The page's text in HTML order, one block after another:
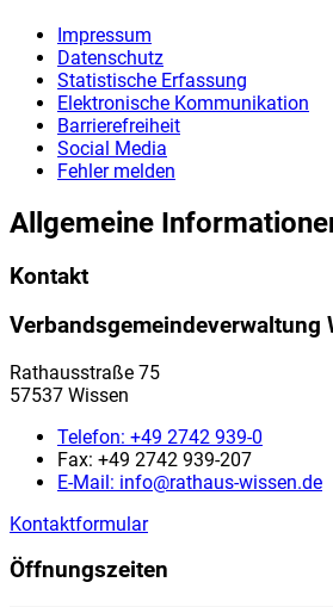
Impressum
Datenschutz
Statistische Erfassung
Elektronische Kommunikation
Barrierefreiheit
Social Media
Fehler melden
Allgemeine
Kontakt
Verbandsgemeindeverwaltung
Rathausstraße 75
57537 Wissen
Telefon: +49 2742 939-0
Fax: +49 2742 939-207
E-Mail: info@rathaus-wissen.de
Kontaktformular
Öffnungszeiten